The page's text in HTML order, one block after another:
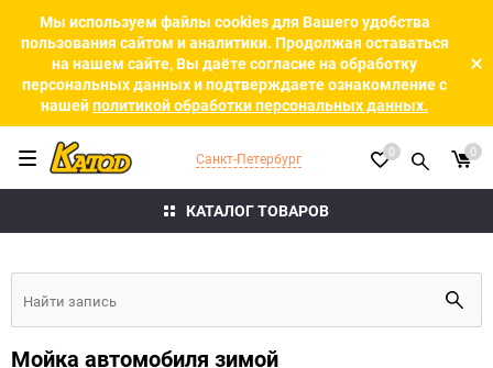
Мы используем файлы cookies для Вашего удобства
пользования сайтом и аналитики. Продолжая оставаться
на нашем сайте, Вы даёте согласие на обработку
персональных данных и подтверждаете ознакомление с
нашейполитикой обработки персональных данных.
КАТАЛОГ ТОВАРОВ
Санкт-Петербург 0 0
Мойка автомобиля зимой